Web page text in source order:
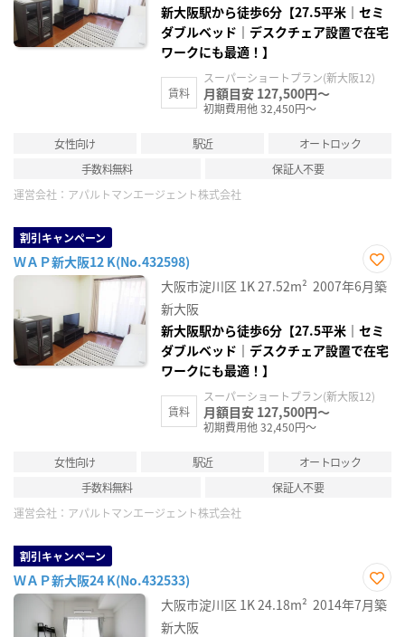
新大阪駅から徒歩6分【27.5平米｜セミ
ダブルベッド｜デスクチェア設置で在宅
ワークにも最適！】
賃料
スーパーショートプラン(新大阪12)
月額目安 127,500円～
初期費用他 32,450円～
女性向け 駅近
オートロック
手数料無料
保証人不要
運営会社： アパルトマンエージェント株式会社
割引キャンペーン
ＷＡＰ新大阪12 K(No.432598)
お気
に入
大阪市淀川区 1K27.52m² 2007年6月築
新大阪
新大阪駅から徒歩6分【27.5平米｜セミ
ダブルベッド｜デスクチェア設置で在宅
ワークにも最適！】
賃料
スーパーショートプラン(新大阪12)
月額目安 127,500円～
初期費用他 32,450円～
女性向け 駅近
オートロック
手数料無料
保証人不要
運営会社： アパルトマンエージェント株式会社
割引キャンペーン
ＷＡＰ新大阪24 K(No.432533)
お気
に入
大阪市淀川区 1K24.18m² 2014年7月築
新大阪